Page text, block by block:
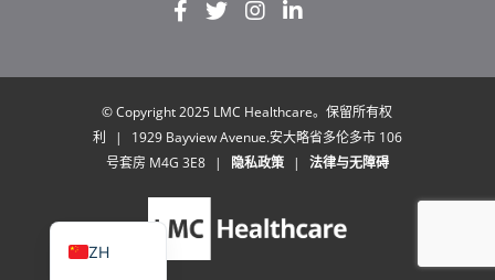
© Copyright 2025 LMC Healthcare。保留所有权
利
|
1929 Bayview Avenue.安大略省多伦多市 106
号套房 M4G 3E8
| 隐私政策 | 法律与无障碍
ZH
HI
UR